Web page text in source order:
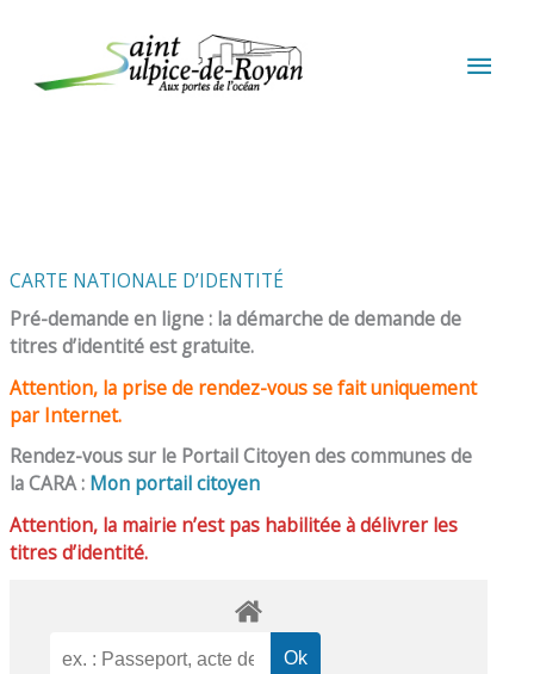
CARTE NATIONALE D’IDENTITÉ
Pré-demande en ligne : la démarche de demande de
titres d’identité est gratuite.
Attention, la prise de rendez-vous se fait uniquement
par Internet.
Rendez-vous sur le Portail Citoyen des communes de
la CARA : Mon portail citoyen
Attention, la mairie n’est pas habilitée à délivrer les
titres d’identité.